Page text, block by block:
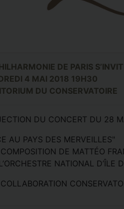
DE PARIS
4 MAI 2018 19H30
DU CONSERVATOIRE
DU CONCERT DU 28
AU PAYS DES MERVEILLES"
DE MATTÉO
NATIONAL D’ÎLE